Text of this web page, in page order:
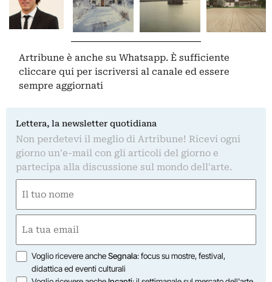
Artribune è anche su Whatsapp. È sufficiente
cliccare qui per iscriversi al canale ed essere
sempre aggiornati
Lettera, la newsletter quotidiana
Non perdetevi il meglio di Artribune! Ricevi ogni
giorno un'e-mail con gli articoli del giorno e
partecipa alla discussione sul mondo dell'arte.
(Obbligatorio)
Nome
(Obbligatorio)
Opzioni
Voglio ricevere ancheSegnala: focus su mostre, festival,
didattica ed eventi culturali